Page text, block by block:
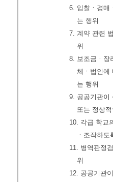
6. 입찰ㆍ경매
는 행위
7. 계약 관련
위
8. 보조금ㆍ장
체ㆍ법인에
는 행위
9. 공공기관이
또는 정상
10. 각급 학교
ㆍ조작하
11. 병역판정
위
12. 공공기관